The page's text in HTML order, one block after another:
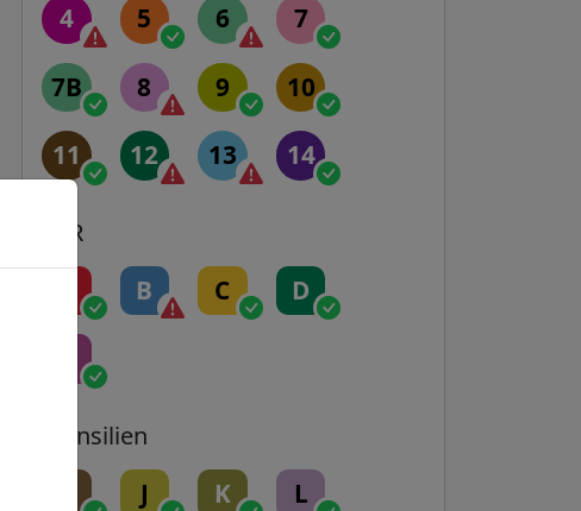
4 5 6 7
7B 8 9 10
11 12 13 14
RER
B C D
Transilien
J K L